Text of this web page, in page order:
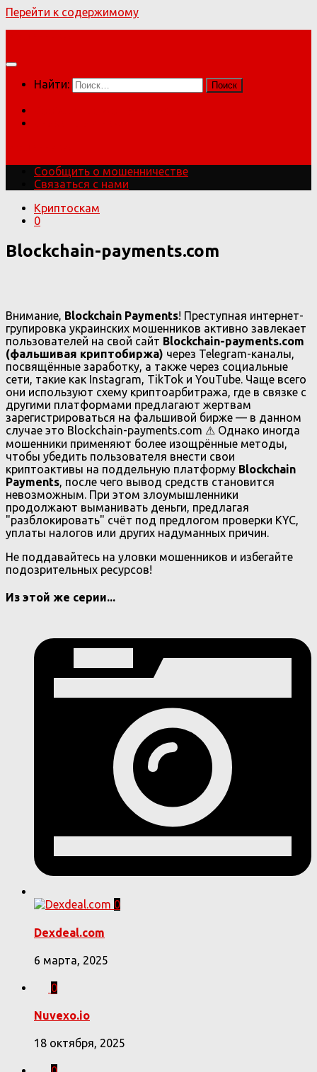
Перейти к содержимому
Найти:
Сообщить о мошенничестве
Связаться с нами
Криптоскам
0
Blockchain-payments.com
Внимание, Blockchain Payments! Преступная интернет-
групировка украинских мошенников активно завлекает
пользователей на свой сайт Blockchain-payments.com
(фальшивая криптобиржа) через Telegram-каналы,
посвящённые заработку, а также через социальные
сети, такие как Instagram, TikTok и YouTube. Чаще всего
они используют схему криптоарбитража, где в связке с
другими платформами предлагают жертвам
зарегистрироваться на фальшивой бирже — в данном
случае это Blockchain-payments.com ⚠ Однако иногда
мошенники применяют более изощрённые методы,
чтобы убедить пользователя внести свои
криптоактивы на поддельную платформу Blockchain
Payments, после чего вывод средств становится
невозможным. При этом злоумышленники
продолжают выманивать деньги, предлагая
"разблокировать" счёт под предлогом проверки KYC,
уплаты налогов или других надуманных причин.
Не поддавайтесь на уловки мошенников и избегайте
подозрительных ресурсов!
Из этой же серии...
0
Dexdeal.com
6 марта, 2025
0
Nuvexo.io
18 октября, 2025